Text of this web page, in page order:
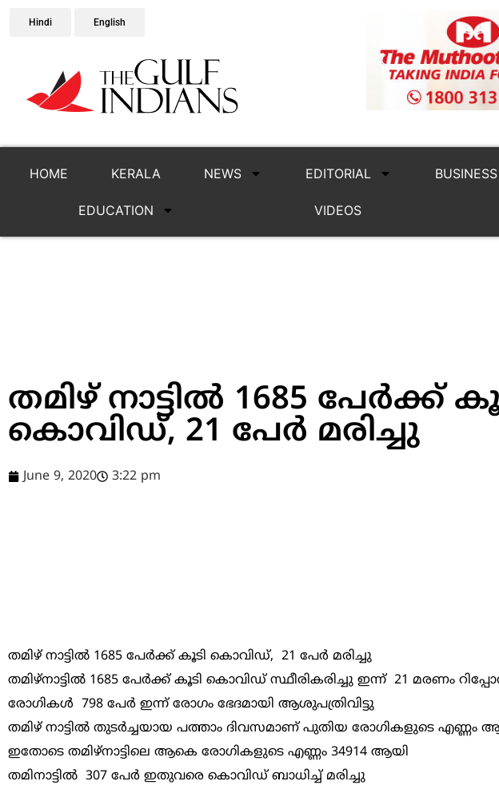
Hindi English
HOME KERALA NEWS EDITORIAL BUSINESS
EDUCATION VIDEOS
തമിഴ് നാട്ടിൽ 1685 പേർക്ക്
കൊവിഡ്, 21 പേർ മരിച്ചു
June 9, 2020 3:22 pm
തമിഴ് നാട്ടിൽ 1685 പേർക്ക് കൂടി കൊവിഡ്, 21 പേർ മരിച്ചു
തമിഴ്‌നാട്ടില്‍ 1685 പേർക്ക് കൂടി കൊവിഡ് സ്ഥീരികരിച്ചു ഇന്ന്‌ 21 മരണം
രോഗികള്‍ 798 പേര്‍ ഇന്ന് രോഗം ഭേദമായി ആശുപത്രിവിട്ടു
തമിഴ് നാട്ടിൽ തുടര്‍ച്ചയായ പത്താം ദിവസമാണ് പുതിയ രോഗികളുടെ എണ്ണം
ഇതോടെ തമിഴ്‌നാട്ടിലെ ആകെ രോഗികളുടെ എണ്ണം 34914 ആയി
തമിനാട്ടിൽ 307 പേര്‍ ഇതുവരെ കൊവിഡ് ബാധിച്ച് മരിച്ചു